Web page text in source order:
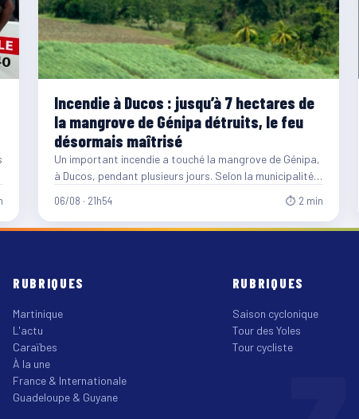
Incendie à Ducos : jusqu’à 7 hectares de
la mangrove de Génipa détruits, le feu
désormais maîtrisé
Un important incendie a touché la mangrove de Génipa,
à Ducos, pendant plusieurs jours. Selon la municipalité,
06/08 · 21h54 ⏱ 2 min
RUBRIQUES
Martinique
L'actu
Caraïbes
À la une
France & Internationale
Guadeloupe & Guyane
RUBRIQUES
Saison cyclonique
Tour des Yoles
Tour cycliste